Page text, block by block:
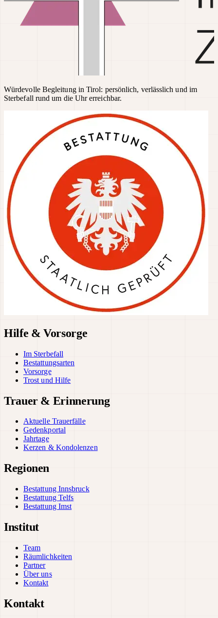
Würdevolle Begleitung in Tirol: persönlich, verlässlich und im
Sterbefall rund um die Uhr erreichbar.
Hilfe & Vorsorge
Im Sterbefall
Bestattungsarten
Vorsorge
Trost und Hilfe
Trauer & Erinnerung
Aktuelle Trauerfälle
Gedenkportal
Jahrtage
Kerzen & Kondolenzen
Regionen
Bestattung Innsbruck
Bestattung Telfs
Bestattung Imst
Institut
Team
Räumlichkeiten
Partner
Über uns
Kontakt
Kontakt